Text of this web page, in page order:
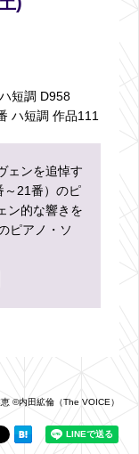
短調 D958
ハ短調 作品111
ェンを追悼す
～21番）のピ
ン的な響きを
ピアノ・ソ
©内田絋倫（The VOICE）